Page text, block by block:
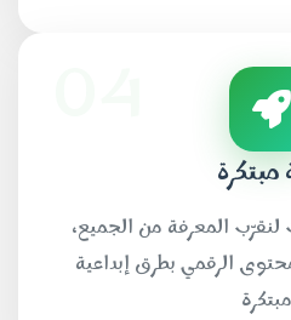
مبتكرة
المعرفة من الجميع،
الرقمي بطرق إبداعية